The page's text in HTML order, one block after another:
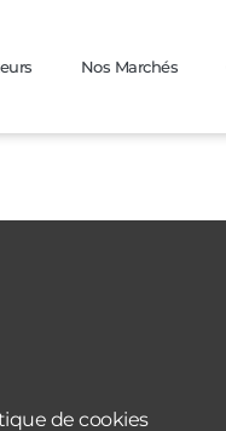
Nos Marchés
de cookies